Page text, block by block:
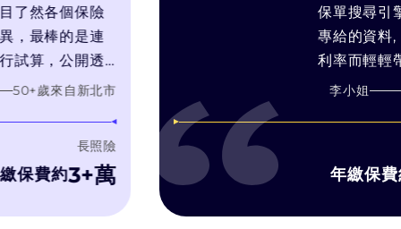
個保險
的是連
公開透
需求推
來自新北市
約3+萬
保單搜尋引擎. 2.
專給的資料, 常常
利率而輕輕帶過
靠推銷技術和人
在幫你找最適合你
濾推銷理專的話術
字比較, 有疑問可
60+歲
年繳保費約